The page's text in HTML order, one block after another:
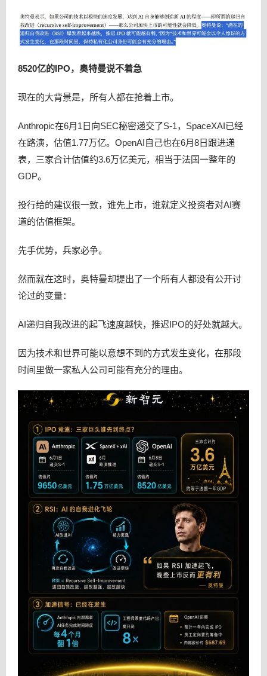
8520亿的IPO，奥特曼说不着急
现在的大背景是，所有人都在抢着上市。
Anthropic在6月1日向SEC秘密递交了S-1，SpaceXAI已经
在路演，估值1.77万亿。OpenAI自己也在6月8日跟进递
表，三家合计估值约3.6万亿美元，相当于法国一整年的
GDP。
投行给的建议很一致，谁先上市，谁就定义投资者对AI赛
道的估值框架。
先手优势，兵家必争。
然而就在这时，奥特曼却提出了一个所有人都没有公开讨
论过的变量：
AI递归自我改进的起飞速度越快，推迟IPO的好处就越大。
因为技术和世界可能以意想不到的方式发生变化，在那段
时间里做一家私人公司可能有充分的理由。